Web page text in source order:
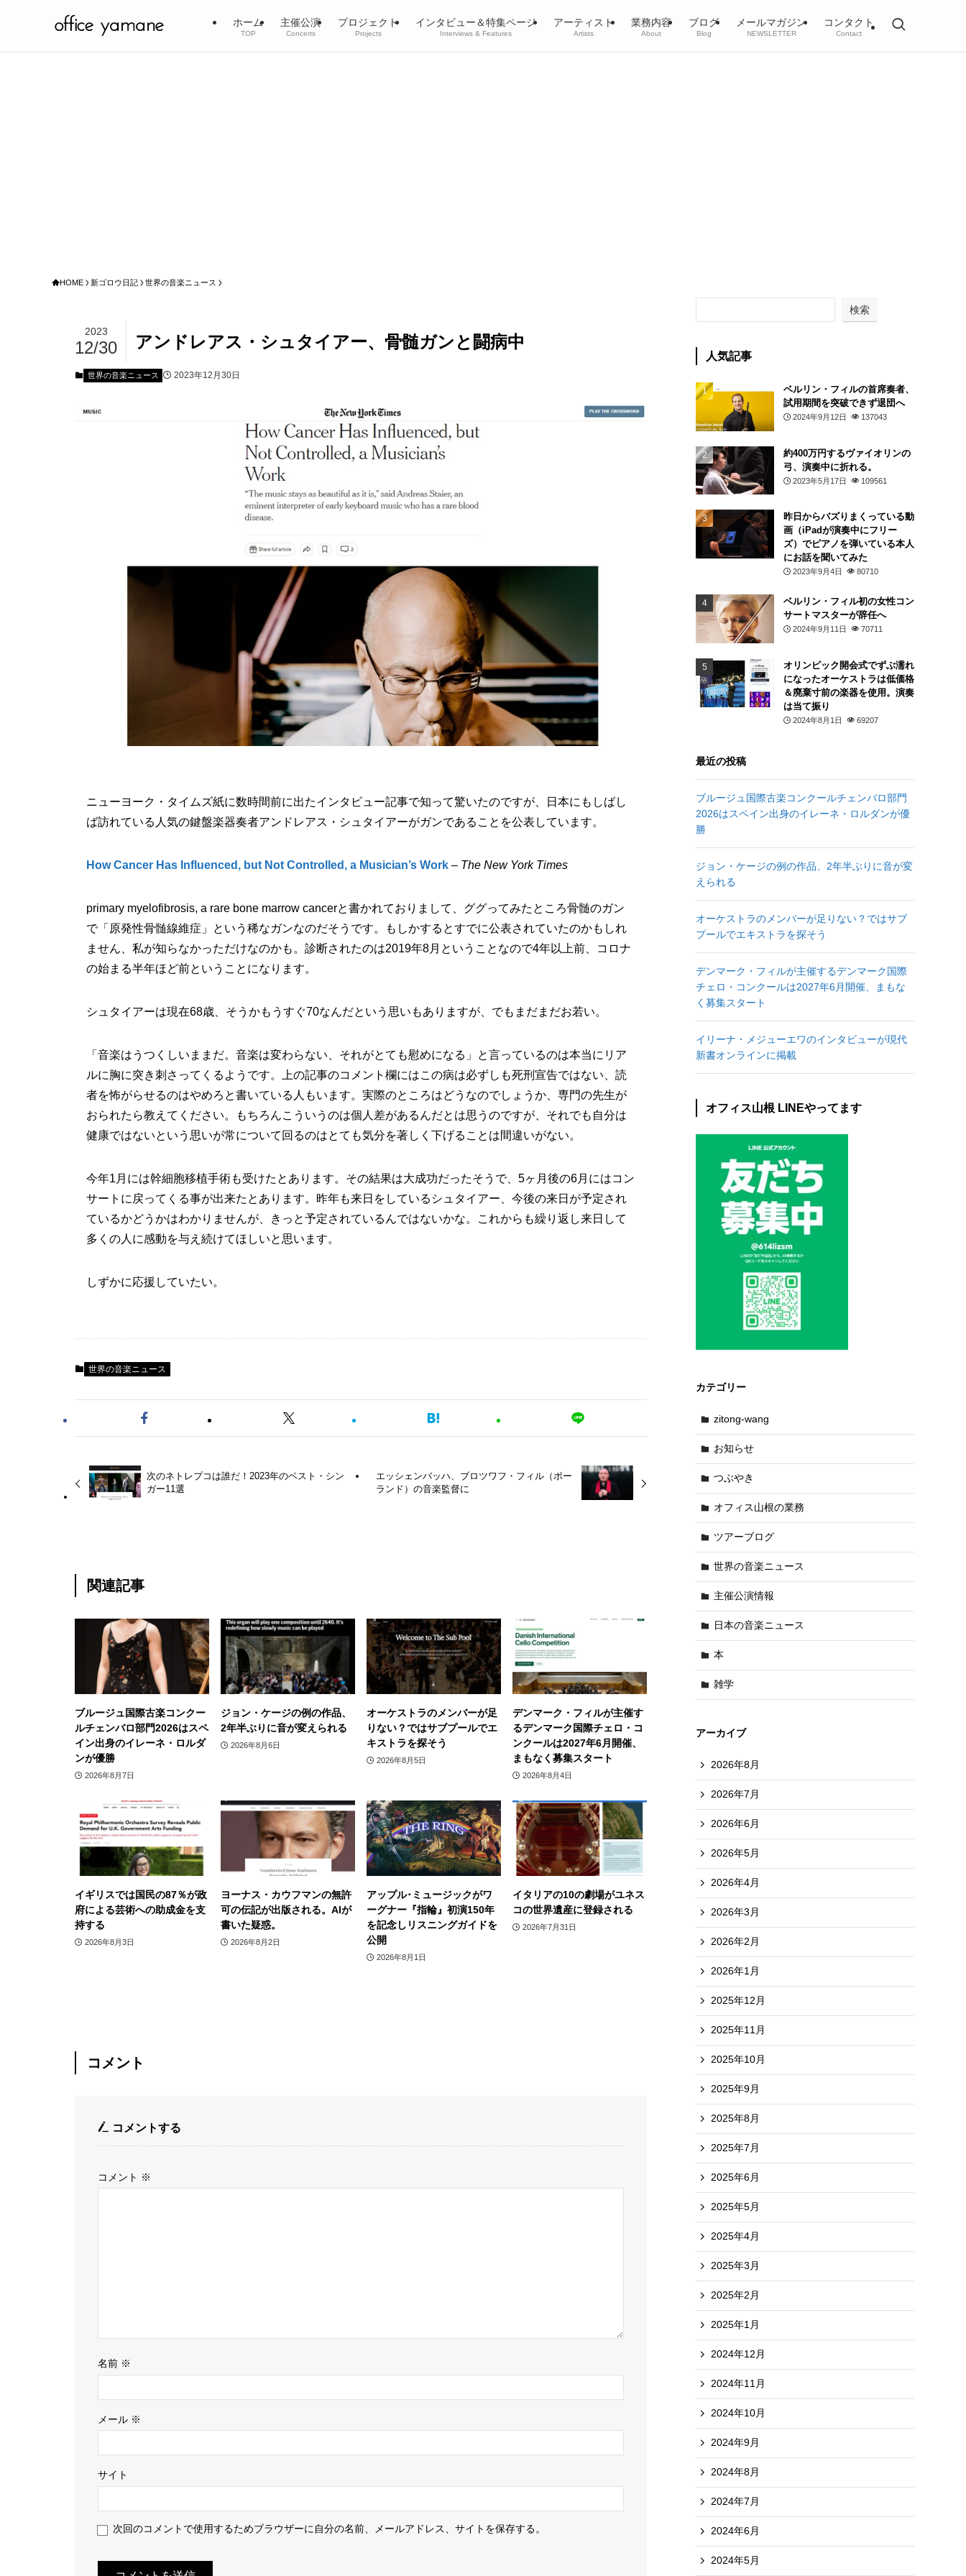
ホーム
TOP
主催公演
Concerts
プロジェクト
Projects
インタビュー＆特集ページ
Interviews & Features
アーティスト
Artists
業務内容
About
ブログ
Blog
メールマガジン
NEWSLETTER
コンタクト
Contact
HOME 新ゴロウ日記 世界の音楽ニュース
アンドレアス・シュタイアー、骨髄ガンと闘病中
2023
12/30
世界の音楽ニュース 2023年12月30日
ニューヨーク・タイムズ紙に数時間前に出たインタビュー記事で知って驚いたのですが、日本にもしばし
ば訪れている人気の鍵盤楽器奏者アンドレアス・シュタイアーがガンであることを公表しています。
How Cancer Has Influenced, but Not Controlled, a Musician’s Work – The New York Times
primary myelofibrosis, a rare bone marrow cancerと書かれておりまして、ググってみたところ骨髄のガン
で「原発性骨髄線維症」という稀なガンなのだそうです。もしかするとすでに公表されていたのかもしれ
ません、私が知らなかっただけなのかも。診断されたのは2019年8月ということなので4年以上前、コロナ
の始まる半年ほど前ということになります。
シュタイアーは現在68歳、そうかもうすぐ70なんだという思いもありますが、でもまだまだお若い。
「音楽はうつくしいままだ。音楽は変わらない、それがとても慰めになる」と言っているのは本当にリア
ルに胸に突き刺さってくるようです。上の記事のコメント欄にはこの病は必ずしも死刑宣告ではない、読
者を怖がらせるのはやめろと書いている人もいます。実際のところはどうなのでしょうか、専門の先生が
おられたら教えてください。もちろんこういうのは個人差があるんだとは思うのですが、それでも自分は
健康ではないという思いが常について回るのはとても気分を著しく下げることは間違いがない。
今年1月には幹細胞移植手術も受けたとあります。その結果は大成功だったそうで、5ヶ月後の6月にはコン
サートに戻ってくる事が出来たとあります。昨年も来日をしているシュタイアー、今後の来日が予定され
ているかどうかはわかりませんが、きっと予定されているんではないかな。これからも繰り返し来日して
多くの人に感動を与え続けてほしいと思います。
しずかに応援していたい。
世界の音楽ニュース
次のネトレプコは誰だ！2023年のベスト・シン
ガー11選
エッシェンバッハ、ブロツワフ・フィル（ポー
ランド）の音楽監督に
関連記事
ブルージュ国際古楽コンクー
ルチェンバロ部門2026はスペ
イン出身のイレーネ・ロルダ
ンが優勝
2026年8月7日
ジョン・ケージの例の作品、
2年半ぶりに音が変えられる
2026年8月6日
オーケストラのメンバーが足
りない？ではサブプールでエ
キストラを探そう
2026年8月5日
デンマーク・フィルが主催す
るデンマーク国際チェロ・コ
ンクールは2027年6月開催、
まもなく募集スタート
2026年8月4日
イギリスでは国民の87％が政
府による芸術への助成金を支
持する
2026年8月3日
ヨーナス・カウフマンの無許
可の伝記が出版される。AIが
書いた疑惑。
2026年8月2日
アップル･ミュージックがワ
ーグナー『指輪』初演150年
を記念しリスニングガイドを
公開
2026年8月1日
イタリアの10の劇場がユネス
コの世界遺産に登録される
2026年7月31日
コメント
コメントする
コメント ※
名前 ※
メール ※
サイト
次回のコメントで使用するためブラウザーに自分の名前、メールアドレス、サイトを保存する。
検索
人気記事
ベルリン・フィルの首席奏者、
試用期間を突破できず退団へ
2024年9月12日 137043
約400万円するヴァイオリンの
弓、演奏中に折れる。
2023年5月17日 109561
昨日からバズりまくっている動
画（iPadが演奏中にフリー
ズ）でピアノを弾いている本人
にお話を聞いてみた
2023年9月4日 80710
ベルリン・フィル初の女性コン
サートマスターが辞任へ
2024年9月11日 70711
オリンピック開会式でずぶ濡れ
になったオーケストラは低価格
＆廃棄寸前の楽器を使用。演奏
は当て振り
2024年8月1日 69207
最近の投稿
ブルージュ国際古楽コンクールチェンバロ部門
2026はスペイン出身のイレーネ・ロルダンが優
勝
ジョン・ケージの例の作品、2年半ぶりに音が変
えられる
オーケストラのメンバーが足りない？ではサブ
プールでエキストラを探そう
デンマーク・フィルが主催するデンマーク国際
チェロ・コンクールは2027年6月開催、まもな
く募集スタート
イリーナ・メジューエワのインタビューが現代
新書オンラインに掲載
オフィス山根 LINEやってます
カテゴリー
zitong-wang
お知らせ
つぶやき
オフィス山根の業務
ツアーブログ
世界の音楽ニュース
主催公演情報
日本の音楽ニュース
本
雑学
アーカイブ
2026年8月
2026年7月
2026年6月
2026年5月
2026年4月
2026年3月
2026年2月
2026年1月
2025年12月
2025年11月
2025年10月
2025年9月
2025年8月
2025年7月
2025年6月
2025年5月
2025年4月
2025年3月
2025年2月
2025年1月
2024年12月
2024年11月
2024年10月
2024年9月
2024年8月
2024年7月
2024年6月
2024年5月